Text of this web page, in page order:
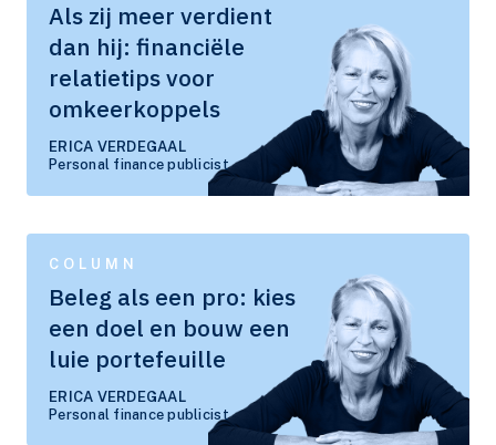
Als zij meer verdient
dan hij: financiële
relatietips voor
omkeerkoppels
ERICA VERDEGAAL
Personal finance publicist
COLUMN
Beleg als een pro: kies
een doel en bouw een
luie portefeuille
ERICA VERDEGAAL
Personal finance publicist